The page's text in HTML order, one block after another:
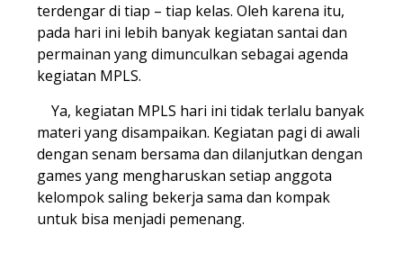
terdengar di tiap – tiap kelas. Oleh karena itu,
pada hari ini lebih banyak kegiatan santai dan
permainan yang dimunculkan sebagai agenda
kegiatan MPLS.
Ya, kegiatan MPLS hari ini tidak terlalu banyak
materi yang disampaikan. Kegiatan pagi di awali
dengan senam bersama dan dilanjutkan dengan
games yang mengharuskan setiap anggota
kelompok saling bekerja sama dan kompak
untuk bisa menjadi pemenang.